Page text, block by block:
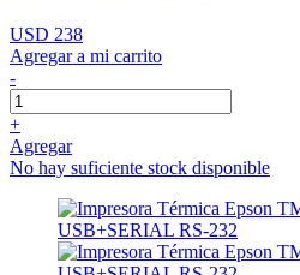
USD 238
Agregar a mi carrito
-
+
Agregar
No hay suficiente stock disponible